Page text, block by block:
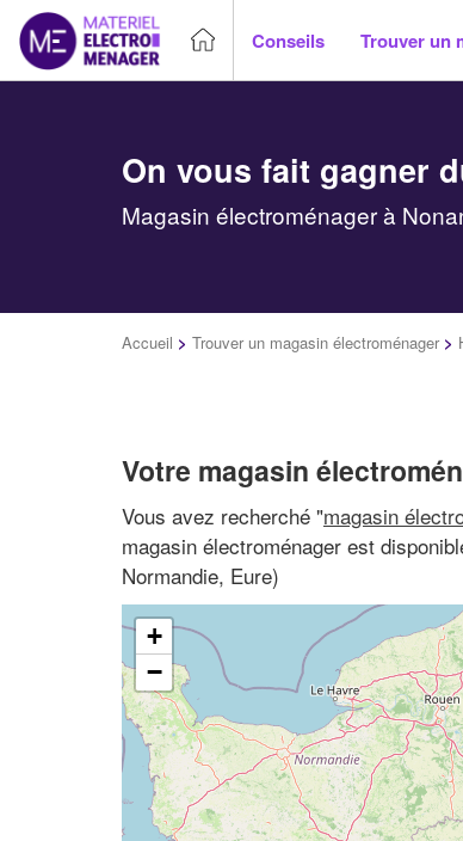
Conseils Trouver un
On vous fait gagner
Magasin électroménager à
Accueil > Trouver un magasin électroménager >
Votre magasin
Vous avez recherché "magasin
magasin électroménager est
Normandie, Eure)
+
−